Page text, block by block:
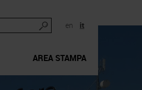
en it
AREA STAMPA